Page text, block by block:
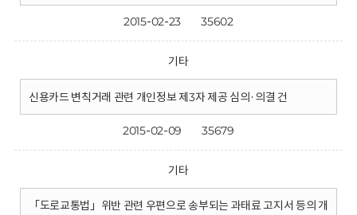
2015-02-23 35602
기타
신용카드 변칙거래 관련 개인정보 제3자 제공 심의·의결 건
2015-02-09 35679
기타
「도로교통법」위반 관련 우편으로 송부되는 과태료 고지서 등의 개